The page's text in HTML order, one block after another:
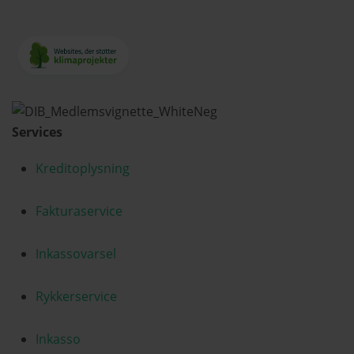
Services
Kreditoplysning
Fakturaservice
Inkassovarsel
Rykkerservice
Inkasso